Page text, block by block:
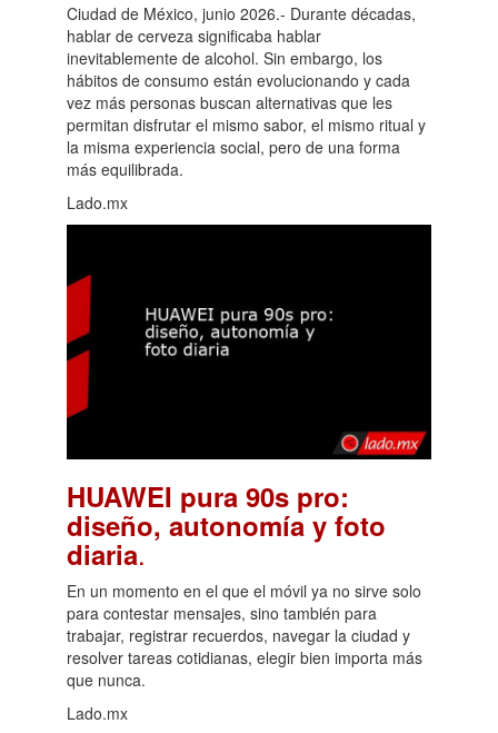
Ciudad de México, junio 2026.- Durante décadas,
hablar de cerveza significaba hablar
inevitablemente de alcohol. Sin embargo, los
hábitos de consumo están evolucionando y cada
vez más personas buscan alternativas que les
permitan disfrutar el mismo sabor, el mismo ritual y
la misma experiencia social, pero de una forma
más equilibrada.
Lado.mx
HUAWEI pura 90s pro:
diseño, autonomía y foto
diaria.
En un momento en el que el móvil ya no sirve solo
para contestar mensajes, sino también para
trabajar, registrar recuerdos, navegar la ciudad y
resolver tareas cotidianas, elegir bien importa más
que nunca.
Lado.mx